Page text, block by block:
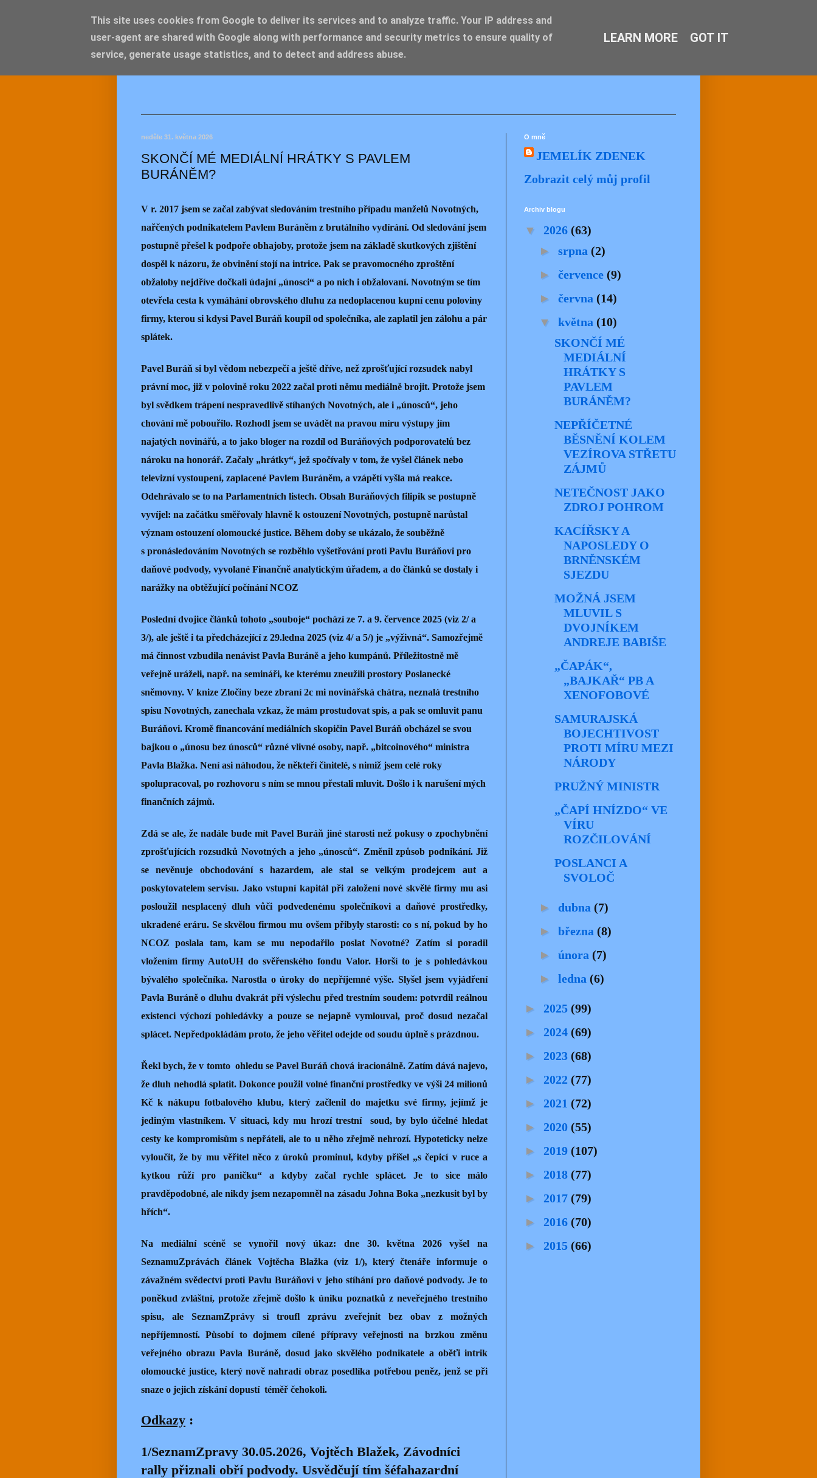
JEMELIK ZDENĚK
neděle 31. května 2026
SKONČÍ MÉ MEDIÁLNÍ HRÁTKY S PAVLEM
BURÁNĚM?
V r. 2017 jsem se začal zabývat sledováním trestního případu manželů Novotných,
nařčených podnikatelem Pavlem Buráněm z brutálního vydírání. Od sledování jsem
postupně přešel k podpoře obhajoby, protože jsem na základě skutkových zjištění
dospěl k názoru, že obvinění stojí na intrice. Pak se pravomocného zproštění
obžaloby nejdříve dočkali údajní „únosci“ a po nich i obžalovaní. Novotným se tím
otevřela cesta k vymáhání obrovského dluhu za nedoplacenou kupní cenu poloviny
firmy, kterou si kdysi Pavel Buráň koupil od společníka, ale zaplatil jen zálohu a pár
splátek.
Pavel Buráň si byl vědom nebezpečí a ještě dříve, než zprošťující rozsudek nabyl
právní moc, již v polovině roku 2022 začal proti němu mediálně brojit. Protože jsem
byl svědkem trápení nespravedlivě stíhaných Novotných, ale i „únosců“, jeho
chování mě pobouřilo. Rozhodl jsem se uvádět na pravou míru výstupy jím
najatých novinářů, a to jako bloger na rozdíl od Buráňových podporovatelů bez
nároku na honorář. Začaly „hrátky“, jež spočívaly v tom, že vyšel článek nebo
televizní vystoupení, zaplacené Pavlem Buráněm, a vzápětí vyšla má reakce.
Odehrávalo se to na Parlamentních listech. Obsah Buráňových filipik se postupně
vyvíjel: na začátku směřovaly hlavně k ostouzení Novotných, postupně narůstal
význam ostouzení olomoucké justice. Během doby se ukázalo, že souběžně
s pronásledováním Novotných se rozběhlo vyšetřování proti Pavlu Buráňovi pro
daňové podvody, vyvolané Finančně analytickým úřadem, a do článků se dostaly i
narážky na obtěžující počínání NCOZ
Poslední dvojice článků tohoto „souboje“ pochází ze 7. a 9. července 2025 (viz 2/ a
3/), ale ještě i ta předcházející z 29.ledna 2025 (viz 4/ a 5/) je „výživná“. Samozřejmě
má činnost vzbudila nenávist Pavla Buráně a jeho kumpánů. Příležitostně mě
veřejně uráželi, např. na semináři, ke kterému zneužili prostory Poslanecké
sněmovny. V knize Zločiny beze zbraní 2c mi novinářská chátra, neznalá trestního
spisu Novotných, zanechala vzkaz, že mám prostudovat spis, a pak se omluvit panu
Buráňovi. Kromě financování mediálních skopičin Pavel Buráň obcházel se svou
bajkou o „únosu bez únosců“ různé vlivné osoby, např. „bitcoinového“ ministra
Pavla Blažka. Není asi náhodou, že někteří činitelé, s nimiž jsem celé roky
spolupracoval, po rozhovoru s ním se mnou přestali mluvit. Došlo i k narušení mých
finančních zájmů.
Zdá se ale, že nadále bude mít Pavel Buráň jiné starosti než pokusy o zpochybnění
zprošťujících rozsudků Novotných a jeho „únosců“. Změnil způsob podnikání. Již
se nevěnuje obchodování s hazardem, ale stal se velkým prodejcem aut a
poskytovatelem servisu. Jako vstupní kapitál při založení nové skvělé firmy mu asi
posloužil nesplacený dluh vůči podvedenému společníkovi a daňové prostředky,
ukradené eráru. Se skvělou firmou mu ovšem přibyly starosti: co s ní, pokud by ho
NCOZ poslala tam, kam se mu nepodařilo poslat Novotné? Zatím si poradil
vložením firmy AutoUH do svěřenského fondu Valor. Horší to je s pohledávkou
bývalého společníka. Narostla o úroky do nepříjemné výše. Slyšel jsem vyjádření
Pavla Buráně o dluhu dvakrát při výslechu před trestním soudem: potvrdil reálnou
existenci výchozí pohledávky a pouze se nejapně vymlouval, proč dosud nezačal
splácet. Nepředpokládám proto, že jeho věřitel odejde od soudu úplně s prázdnou.
Řekl bych, že v tomto ohledu se Pavel Buráň chová iracionálně. Zatím dává najevo,
že dluh nehodlá splatit. Dokonce použil volné finanční prostředky ve výši 24 milionů
Kč k nákupu fotbalového klubu, který začlenil do majetku své firmy, jejímž je
jediným vlastníkem. V situaci, kdy mu hrozí trestní
soud, by bylo účelné hledat
cesty ke kompromisům s nepřáteli, ale to u něho zřejmě nehrozí. Hypoteticky nelze
vyloučit, že by mu věřitel něco z úroků prominul, kdyby přišel „s čepicí v ruce a
kytkou růží pro paničku“ a kdyby začal rychle splácet. Je to sice málo
pravděpodobné, ale nikdy jsem nezapomněl na zásadu Johna Boka „nezkusit byl by
hřích“.
Na mediální scéně se vynořil nový úkaz: dne 30. května 2026 vyšel na
SeznamuZprávách článek Vojtěcha Blažka (viz 1/), který čtenáře informuje o
závažném svědectví proti Pavlu Buráňovi v jeho stíhání pro daňové podvody. Je to
poněkud zvláštní, protože zřejmě došlo k úniku poznatků z neveřejného trestního
spisu, ale SeznamZprávy si troufl zprávu zveřejnit bez obav z možných
nepříjemností. Působí to dojmem cílené přípravy veřejnosti na brzkou změnu
veřejného obrazu Pavla Buráně, dosud jako skvělého podnikatele a oběťi intrik
olomoucké justice, který nově nahradí obraz posedlíka potřebou peněz, jenž se při
snaze o jejich získání dopustí téměř čehokoli.
Odkazy :
1/SeznamZpravy 30.05.2026, Vojtěch Blažek, Závodníci
rally přiznali obří podvody. Usvědčují tím šéfahazardní
O mně
JEMELÍK ZDENEK
Zobrazit celý můj profil
Archiv blogu
▼ 2026 (63)
► srpna (2)
► července (9)
► června (14)
▼ května (10)
SKONČÍ MÉ
MEDIÁLNÍ
HRÁTKY S
PAVLEM
BURÁNĚM?
NEPŘÍČETNÉ
BĚSNĚNÍ KOLEM
VEZÍROVA STŘETU
ZÁJMŮ
NETEČNOST JAKO
ZDROJ POHROM
KACÍŘSKY A
NAPOSLEDY O
BRNĚNSKÉM
SJEZDU
MOŽNÁ JSEM
MLUVIL S
DVOJNÍKEM
ANDREJE BABIŠE
„ČAPÁK“,
„BAJKAŘ“ PB A
XENOFOBOVÉ
SAMURAJSKÁ
BOJECHTIVOST
PROTI MÍRU MEZI
NÁRODY
PRUŽNÝ MINISTR
„ČAPÍ HNÍZDO“ VE
VÍRU
ROZČILOVÁNÍ
POSLANCI A
SVOLOČ
► dubna (7)
► března (8)
► února (7)
► ledna (6)
► 2025 (99)
► 2024 (69)
► 2023 (68)
► 2022 (77)
► 2021 (72)
► 2020 (55)
► 2019 (107)
► 2018 (77)
► 2017 (79)
► 2016 (70)
► 2015 (66)
This site uses cookies from Google to deliver its services and to analyze traffic. Your IP address and
user-agent are shared with Google along with performance and security metrics to ensure quality of
service, generate usage statistics, and to detect and address abuse.
LEARN MORE GOT IT